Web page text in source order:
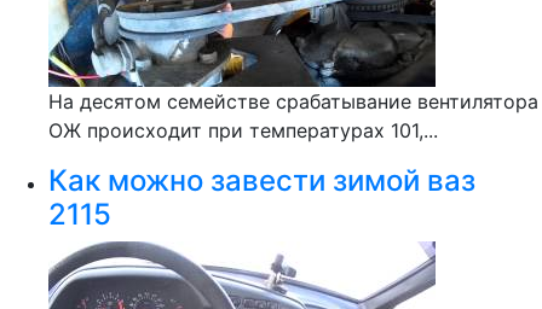
На десятом семействе срабатывание вентилятора
ОЖ происходит при температурах 101,...
Как можно завести зимой ваз
2115